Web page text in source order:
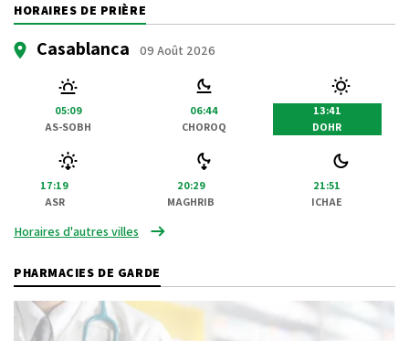
HORAIRES DE PRIÈRE
Casablanca 09 Août 2026
05:09
AS-SOBH
06:44
CHOROQ
13:41
DOHR
17:19
ASR
20:29
MAGHRIB
21:51
ICHAE
Horaires d'autres villes
PHARMACIES DE GARDE